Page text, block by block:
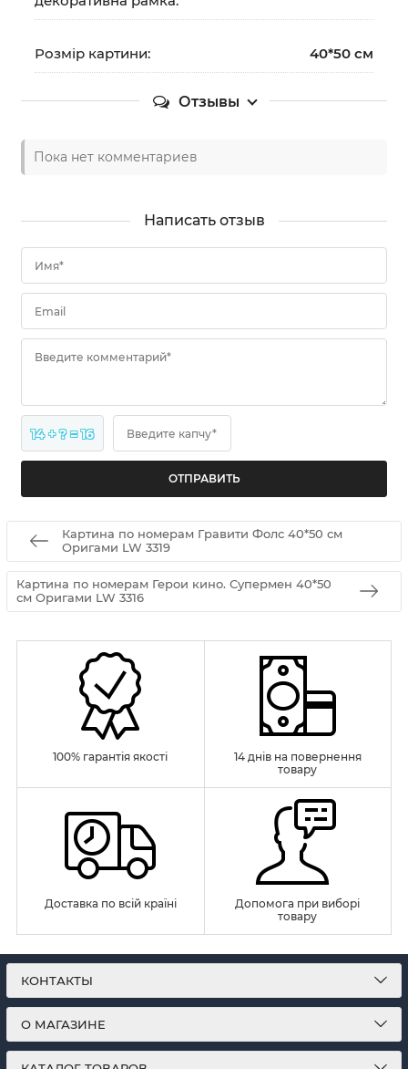
Розмір картини: 40*50 см
Отзывы
Пока нет комментариев
Написать отзыв
Имя*
Email
Введите комментарий*
14 + ? = 16 Введите капчу*
Картина по номерам Гравити Фолс 40*50 см
Оригами LW 3319
Картина по номерам Герои кино. Супермен 40*50
см Оригами LW 3316
100% гарантія якості
14 днів на повернення
товару
Доставка по всій країні
Допомога при виборі
товару
КОНТАКТЫ
О МАГАЗИНЕ